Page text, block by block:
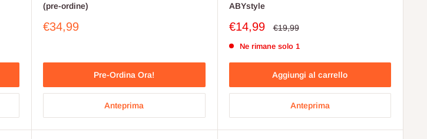
(pre-ordine)
Prezzo
€34,99
Pre-Ordina Ora!
Anteprima
ABYstyle
Prezzo
€14,99 Prezzo
€19,99
Ne rimane solo 1
Aggiungi al carrello
Anteprima